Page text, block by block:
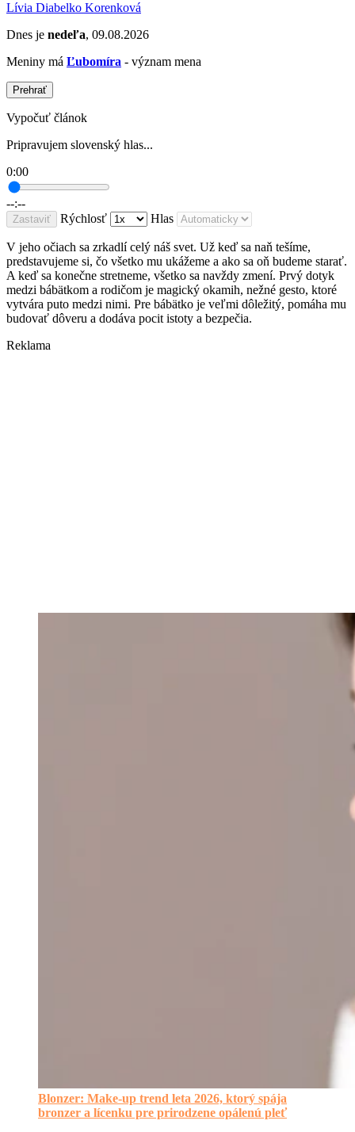
Lívia Diabelko Korenková
Dnes je nedeľa, 09.08.2026
Meniny má Ľubomíra - význam mena
Prehrať
Vypočuť článok
Pripravujem slovenský hlas...
0:00
--:--
Zastaviť Rýchlosť Hlas
V jeho očiach sa zrkadlí celý náš svet. Už keď sa naň tešíme,
predstavujeme si, čo všetko mu ukážeme a ako sa oň budeme starať.
A keď sa konečne stretneme, všetko sa navždy zmení. Prvý dotyk
medzi bábätkom a rodičom je magický okamih, nežné gesto, ktoré
vytvára puto medzi nimi. Pre bábätko je veľmi dôležitý, pomáha mu
budovať dôveru a dodáva pocit istoty a bezpečia.
Reklama
Blonzer: Make-up trend leta 2026, ktorý spája
bronzer a lícenku pre prirodzene opálenú pleť